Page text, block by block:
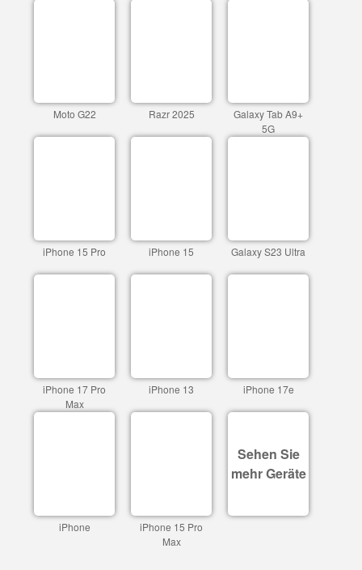
Moto G22 Razr 2025
Galaxy Tab A9+
5G
iPhone 15 Pro iPhone 15 Galaxy S23 Ultra
iPhone 17 Pro
Max
iPhone 13 iPhone 17e
iPhone
iPhone 15 Pro
Max
Sehen Sie
mehr Geräte